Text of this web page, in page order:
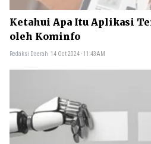
Ketahui Apa Itu Aplikasi
oleh Kominfo
Redaksi Daerah 14 Oct 2024 - 11:43AM